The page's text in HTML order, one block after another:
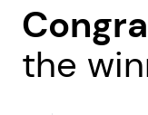
the